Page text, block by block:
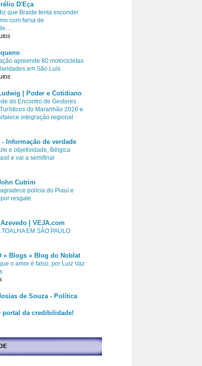
D'Eça
que Braide tenta esconder
com farsa de
apreende 80 motocicletas
em São Luís
| Poder e Cotidiano
do Encontro de Gestores
do Maranhão 2026 e
integração regional
- Informação de verdade
e objetividade, Bélgica
e vai a semifinal
Cutrim
polícia do Piauí e
resgate
| VEJA.com
TOALHA EM SÃO PAULO
» Blogs » Blog do Noblat
o amor é falso, por Luiz Vaz
de Souza - Política
portal da credibilidade!